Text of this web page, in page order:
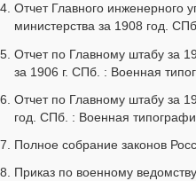
Отчет Главного инженерного
министерства за 1908 год.
Отчет по Главному штабу за
за 1906 г. СПб. : Военная
Отчет по Главному штабу за
год. СПб. : Военная
Полное собрание законов
Приказ по военному